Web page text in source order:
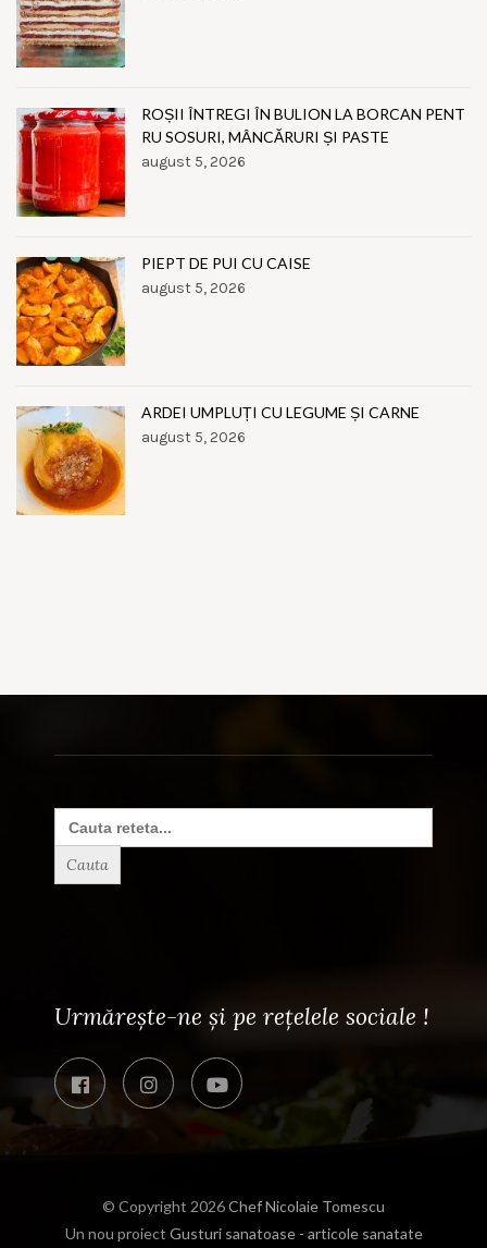
ROȘII ÎNTREGI ÎN BULION LA BORCAN PENT
RU SOSURI, MÂNCĂRURI ȘI PASTE
august 5, 2026
PIEPT DE PUI CU CAISE
august 5, 2026
ARDEI UMPLUȚI CU LEGUME ȘI CARNE
august 5, 2026
Search
for:
Urmărește-ne și pe rețelele sociale !
© Copyright 2026Chef Nicolaie Tomescu
Un nou proiect Gusturi sanatoase - articole sanatate